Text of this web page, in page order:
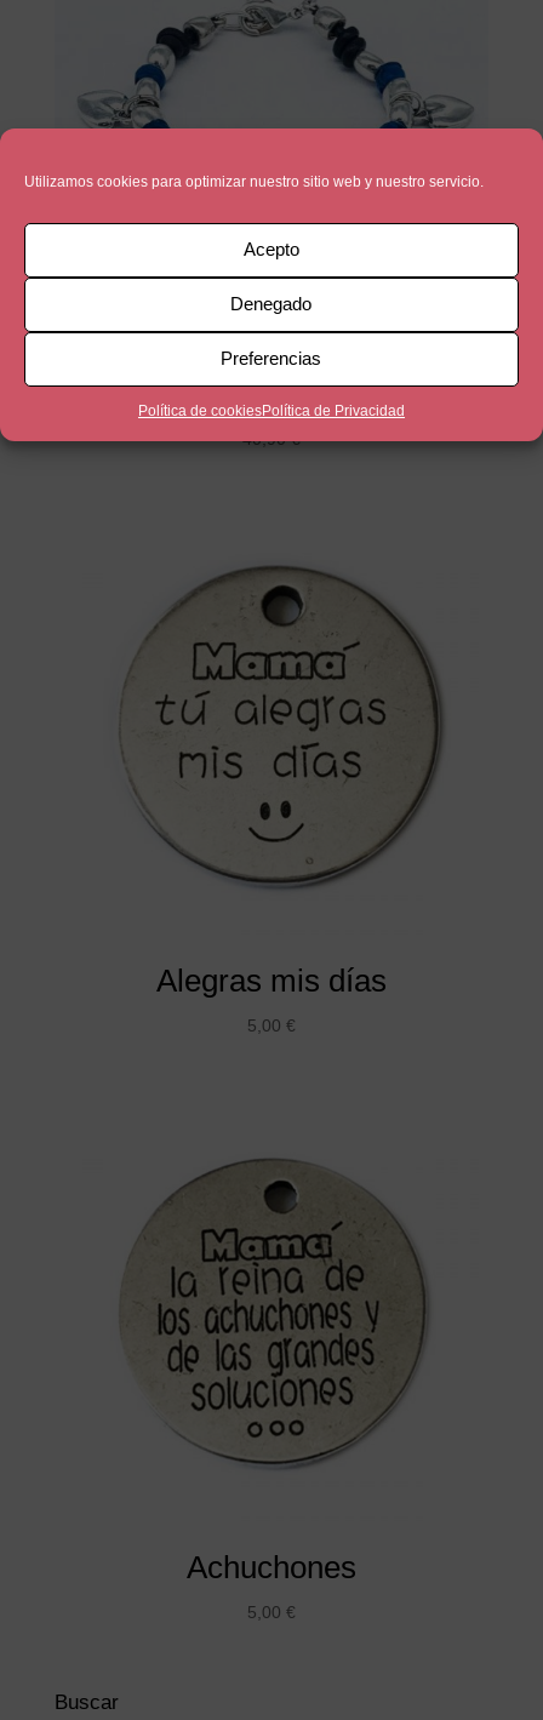
Utilizamos cookies para optimizar nuestro sitio web y nuestro servicio.
Acepto
Denegado
Preferencias
Política de cookiesPolítica de Privacidad
Gracias mamá
40,90€
Alegras mis días
5,00 €
Achuchones
5,00 €
Buscar